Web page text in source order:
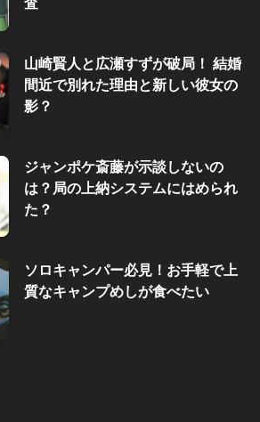
山崎賢人と広瀬すずが破局！ 結婚
間近で別れた理由と新しい彼女の
影？
ジャンポケ斎藤が示談しないの
は？局の上納システムにはめられ
た？
ソロキャンパー必見！お手軽で上
質なキャンプめしが食べたい